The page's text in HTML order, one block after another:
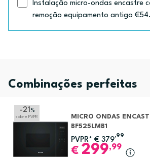
Instalação micro-ondas encastre
remoção equipamento antigo
Combinações perfeitas
-21 %
sobre PVPR
MICRO ONDAS
BF525LMB1
PVPR* € 379
,99
€ 299,99